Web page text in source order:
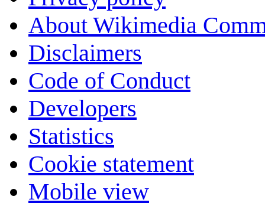
About Wikimedia
Disclaimers
Code of Conduct
Developers
Statistics
Cookie statement
Mobile view